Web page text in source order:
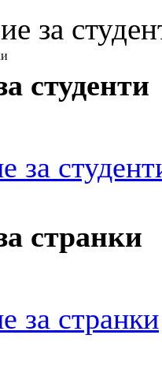
за
студенти
странки
за странки